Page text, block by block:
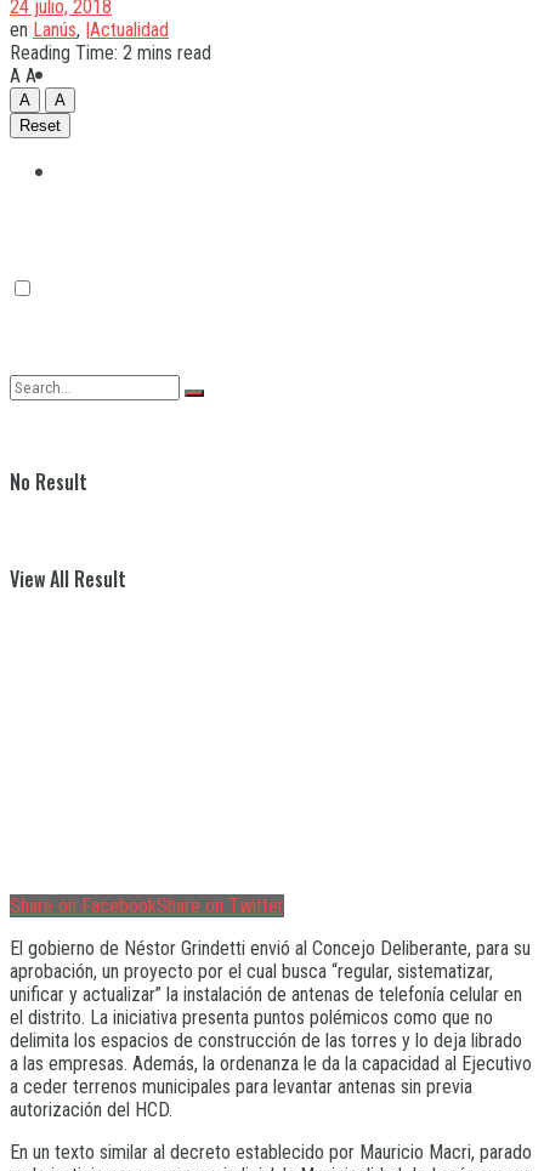
No Result
View All Result
24 julio, 2018
en Lanús, |Actualidad
Reading Time: 2 mins read
A A
A
A
Reset
Share on FacebookShare on Twitter
El gobierno de Néstor Grindetti envió al Concejo Deliberante, para su
aprobación, un proyecto por el cual busca “regular, sistematizar,
unificar y actualizar” la instalación de antenas de telefonía celular en
el distrito. La iniciativa presenta puntos polémicos como que no
delimita los espacios de construcción de las torres y lo deja librado
a las empresas. Además, la ordenanza le da la capacidad al Ejecutivo
a ceder terrenos municipales para levantar antenas sin previa
autorización del HCD.
En un texto similar al decreto establecido por Mauricio Macri, parado